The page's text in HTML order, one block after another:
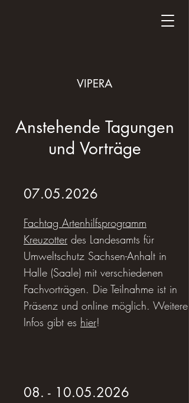
VIPERA
Anstehende Tagungen
und Vorträge
07.05.2026
Fachtag Artenhilfsprogramm
Kreuzotter des Landesamts für
Umweltschutz Sachsen-Anhalt in
Halle (Saale) mit verschiedenen
Fachvorträgen. Die Teilnahme ist in
Präsenz und online möglich. Weitere
Infos gibt es hier!
08. - 10.05.2026